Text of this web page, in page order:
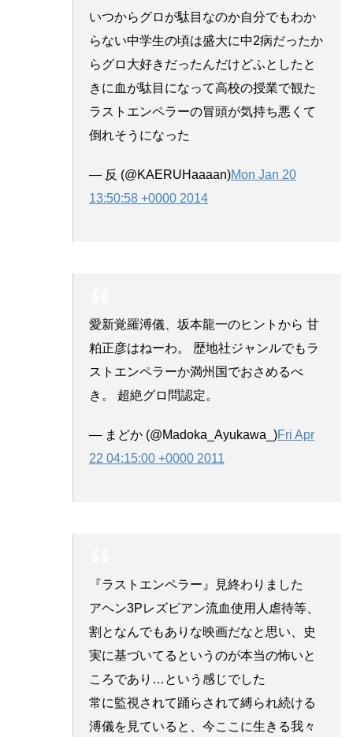
いつからグロが駄目なのか自分でもわか
らない中学生の頃は盛大に中2病だったか
らグロ大好きだったんだけどふとしたと
きに血が駄目になって高校の授業で観た
ラストエンペラーの冒頭が気持ち悪くて
倒れそうになった
— 反 (@KAERUHaaaan)Mon Jan 20
13:50:58 +0000 2014
愛新覚羅溥儀、坂本龍一のヒントから 甘
粕正彦はねーわ。 歴地社ジャンルでもラ
ストエンペラーか満州国でおさめるべ
き。 超絶グロ問認定。
— まどか (@Madoka_Ayukawa_)Fri Apr
22 04:15:00 +0000 2011
『ラストエンペラー』見終わりました
アヘン3Pレズビアン流血使用人虐待等、
割となんでもありな映画だなと思い、史
実に基づいてるというのが本当の怖いと
ころであり…という感じでした
常に監視されて踊らされて縛られ続ける
溥儀を見ていると、今ここに生きる我々